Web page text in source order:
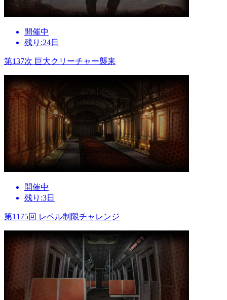
開催中
残り:24日
第137次 巨大クリーチャー襲来
開催中
残り:3日
第1175回 レベル制限チャレンジ